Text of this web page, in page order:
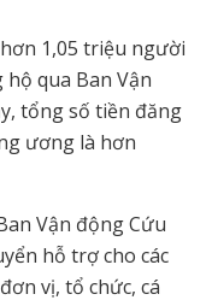
1,05 triệu người
qua Ban Vận
tổng số tiền đăng
ương là hơn
Vận động Cứu
hỗ trợ cho các
vị, tổ chức, cá